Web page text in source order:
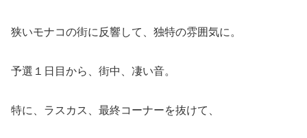
狭いモナコの街に反響して、独特の雰囲気に。
予選１日目から、街中、凄い音。
特に、ラスカス、最終コーナーを抜けて、